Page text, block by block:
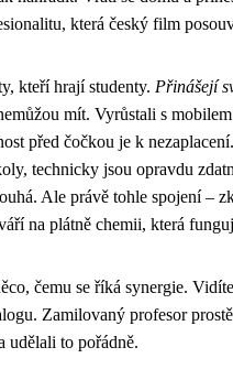
která český film
kteří hrají studenty. Přinášejí
mít. Vyrůstali s
před čočkou je k
technicky jsou opravdu
Ale právě tohle spojení –
na plátně chemii, která
čemu se říká synergie.
Zamilovaný profesor
udělali to pořádně.